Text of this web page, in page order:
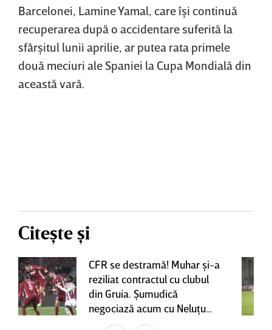
Barcelonei, Lamine Yamal, care îşi continuă
recuperarea după o accidentare suferită la
sfârşitul lunii aprilie, ar putea rata primele
două meciuri ale Spaniei la Cupa Mondială din
această vară.
Citește și
CFR se destramă! Muhar şi-a
reziliat contractul cu clubul
din Gruia. Şumudică
negociază acum cu Neluţu
Varga, care mai are o